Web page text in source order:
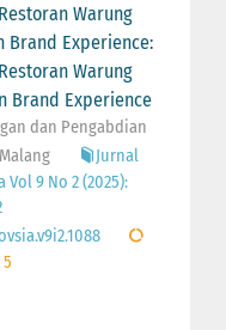
Warung
Brand Experience:
Warung
Brand Experience
dan Pengabdian
Jurnal
9 No 2 (2025):